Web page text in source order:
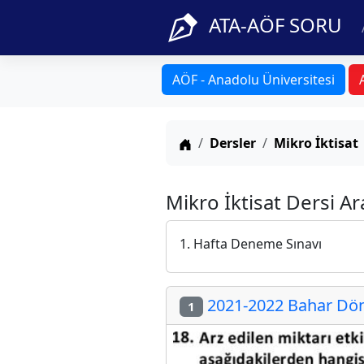
ATA-AÖF SORU
AÖF - Anadolu Üniversitesi
Anasayfa
Dersler Mikro İktisat
Mikro İktisat Dersi
1. Hafta Deneme Sınavı
1 2021-2022 Bahar